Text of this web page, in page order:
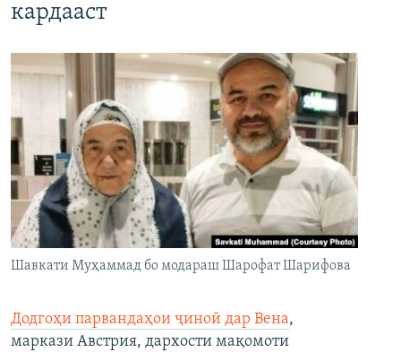
кардааст
Шавкати Муҳаммад бо модараш Шарофат Шарифова
Додгоҳи парвандаҳои ҷиноӣ дар Вена,
маркази Австрия, дархости мақомоти